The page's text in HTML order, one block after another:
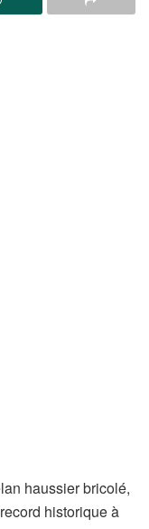
haussier bricolé,
historique à